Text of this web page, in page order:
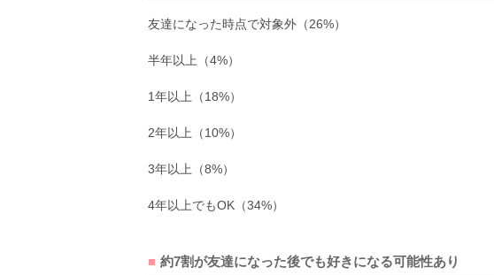
友達になった時点で対象外（26%）
半年以上（4%）
1年以上（18%）
2年以上（10%）
3年以上（8%）
4年以上でもOK（34%）
約7割が友達になった後でも好きになる可能性あり